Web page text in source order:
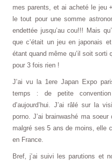
mes parents, et ai acheté le jeu
le tout pour une somme
endettée jusqu’au cou!!! Mais
que c’était un jeu en japonais
étant quand même qu’il soit sorti
pour 3 fois rien !
J’ai vu la 1ere Japan Expo
temps : de petite
d’aujourd’hui. J’ai râlé sur la
porno. J’ai brainwashé ma
malgré ses 5 ans de moins, elle
en France.
Bref, j’ai suivi les parutions et